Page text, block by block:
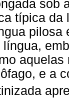
sob
típica
pilosa
e a